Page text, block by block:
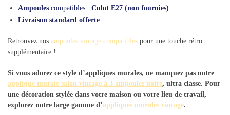
Ampoules compatibles : Culot E27 (non fournies)
Livraison standard offerte
Retrouvez nos ampoules vintage compatibles pour une touche rétro
supplémentaire !
Si vous adorez ce style d’appliques murales, ne manquez pas notre
applique murale salon vintage à 3 ampoules noire, ultra classe. Pour
une décoration stylée dans votre maison ou votre lieu de travail,
explorez notre large gamme d’appliques murales vintage.